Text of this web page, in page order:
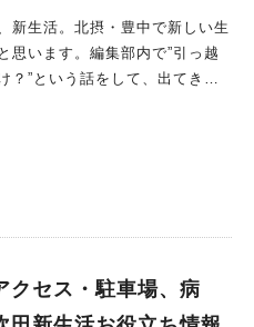
新生活。北摂・豊中で新しい生
思います。編集部内で”引っ越
？”という話をして、出てきた
変わるところもあるみたい。
院があるかは把握しておきた
たいよね。 新しく生活
クセス・駐車場、病